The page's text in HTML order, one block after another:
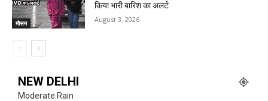
मौसम
किया भारी बारिश का अलर्ट
August 3, 2026
NEW DELHI
Moderate Rain